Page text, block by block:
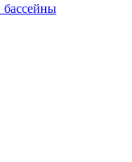
бассейны